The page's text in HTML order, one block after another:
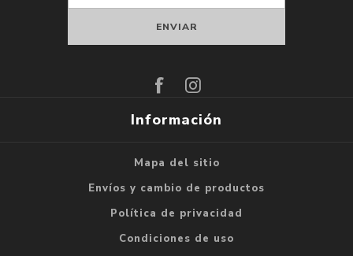
Información
Mapa del sitio
Envíos y cambio de productos
Política de privacidad
Condiciones de uso